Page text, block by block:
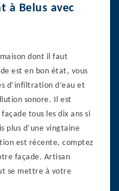
à Belus avec
dont il faut
est en bon état, vous
d’infiltration d’eau et
sonore. Il est
tous les dix ans si
plus d’une vingtaine
est récente, comptez
façade. Artisan
se mettre à votre